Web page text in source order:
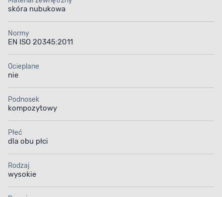
skóra nubukowa
Normy
EN ISO 20345:2011
Ocieplane
nie
Podnosek
kompozytowy
Płeć
dla obu płci
Rodzaj
wysokie